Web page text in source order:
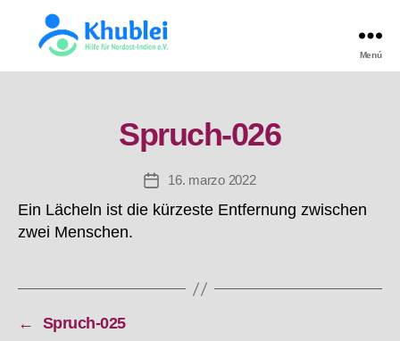
Khublei
Menú
Spruch-026
Fecha
de
la
16. marzo 2022
Ein Lächeln ist die kürzeste Entfernung zwischen
zwei Menschen.
←
Spruch-025